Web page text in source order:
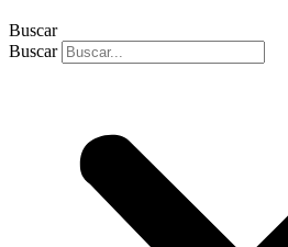
Buscar
Buscar